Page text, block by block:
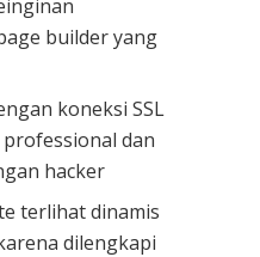
builder yang
koneksi SSL
dan
hacker
terlihat dinamis
dilengkapi